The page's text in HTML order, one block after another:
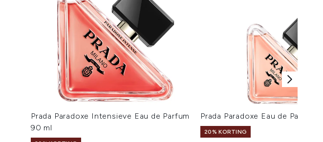
Prada Paradoxe Intensieve Eau de Parfum
90 ml
Prada Paradoxe Eau de Parfum
20% KORTING